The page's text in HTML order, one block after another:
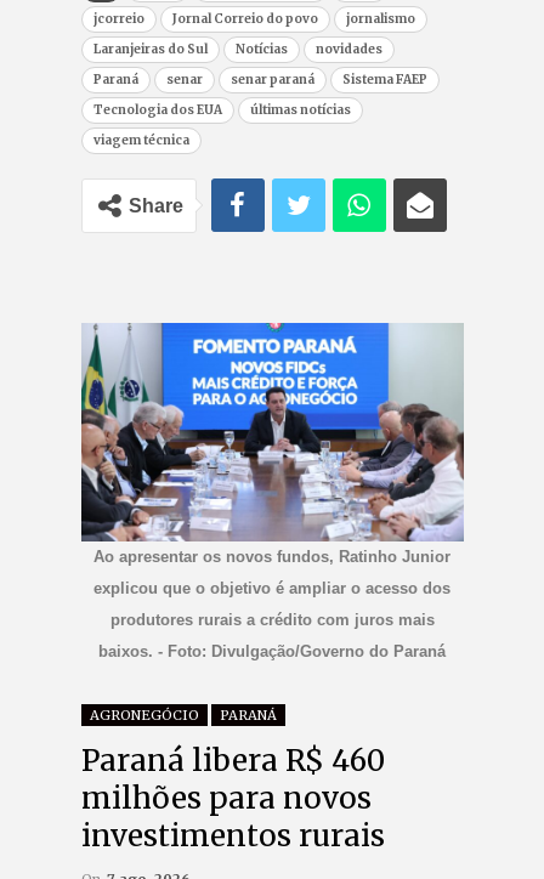
jcorreio
Jornal Correio do povo
jornalismo
Laranjeiras do Sul
Notícias
novidades
Paraná
senar senar paraná
Sistema FAEP
Tecnologia dos EUA
últimas notícias
viagem técnica
Share
Ao apresentar os novos fundos, Ratinho Junior
explicou que o objetivo é ampliar o acesso dos
produtores rurais a crédito com juros mais
baixos. - Foto: Divulgação/Governo do Paraná
AGRONEGÓCIO PARANÁ
Paraná libera R$ 460
milhões para novos
investimentos rurais